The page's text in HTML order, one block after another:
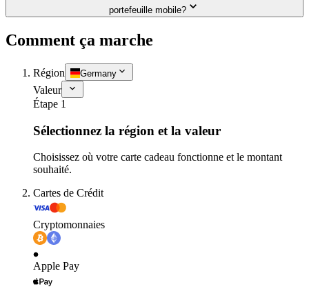
portefeuille mobile?
Comment ça marche
Région Germany
Valeur
Étape 1
Sélectionnez la région et la valeur
Choisissez où votre carte cadeau fonctionne et le montant
souhaité.
Cartes de Crédit
Cryptomonnaies
Apple Pay